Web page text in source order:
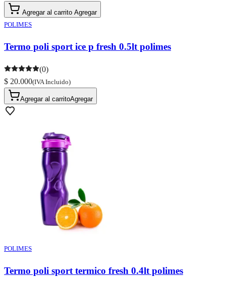
Agregar al carrito Agregar
POLIMES
Termo poli sport ice p fresh 0.5lt polimes
(0)
$ 20.000(IVA Incluido)
Agregar al carritoAgregar
POLIMES
Termo poli sport termico fresh 0.4lt polimes